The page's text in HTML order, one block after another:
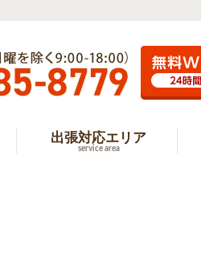
出張対応エリア
service area